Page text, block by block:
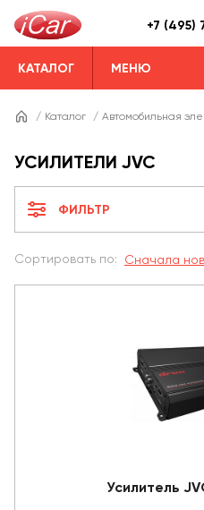
+7 (495)
КАТАЛОГ МЕНЮ
/ Каталог / Автомобильная
УСИЛИТЕЛИ JVC
ФИЛЬТР
Сортировать по: Сначала
Усилитель